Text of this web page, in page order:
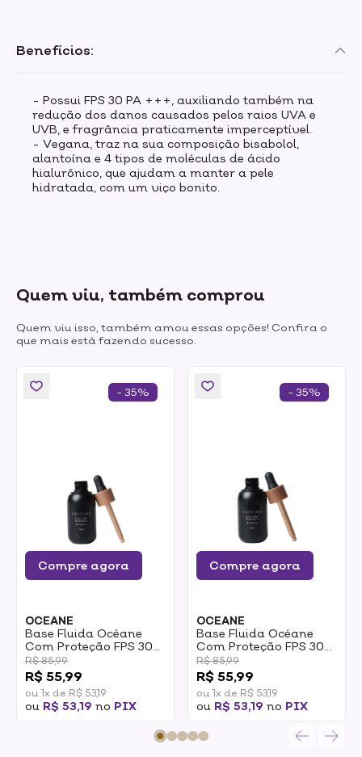
Benefícios:
- Possui FPS 30 PA +++, auxiliando também na
redução dos danos causados pelos raios UVA e
UVB, e fragrância praticamente imperceptível.
- Vegana, traz na sua composição bisabolol,
alantoína e 4 tipos de moléculas de ácido
hialurônico, que ajudam a manter a pele
hidratada, com um viço bonito.
Quem viu, também comprou
Quem viu isso, também amou essas opções! Confira o
que mais está fazendo sucesso.
Compre agora
OCEANE
Base Fluida Océane
Com Proteção FPS 30
Skin Tint 340M 30ml
R$ 85,99
R$ 55,99
ou 1x de R$ 53,19
ou R$ 53,19 no PIX
- 35%
Compre agora
OCEANE
Base Fluida Océane
Com Proteção FPS 30
Skin Tint 400M 30ml
R$ 85,99
R$ 55,99
ou 1x de R$ 53,19
ou R$ 53,19 no PIX
- 35%